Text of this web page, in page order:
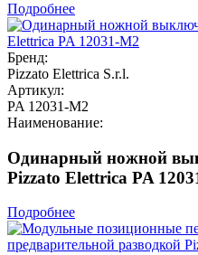
Подробнее
Бренд:
Pizzato Elettrica S.r.l.
Артикул:
PA 12031-M2
Наименование:
Одинарный ножной
Pizzato Elettrica PA
Подробнее